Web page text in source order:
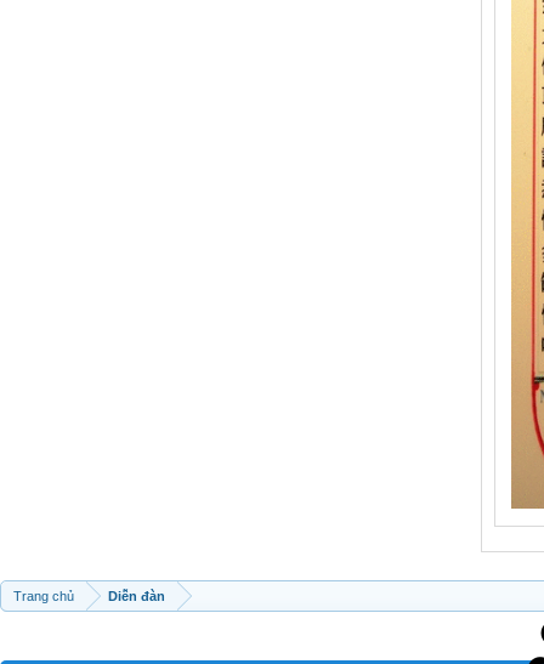
Trang chủ Diễn đàn